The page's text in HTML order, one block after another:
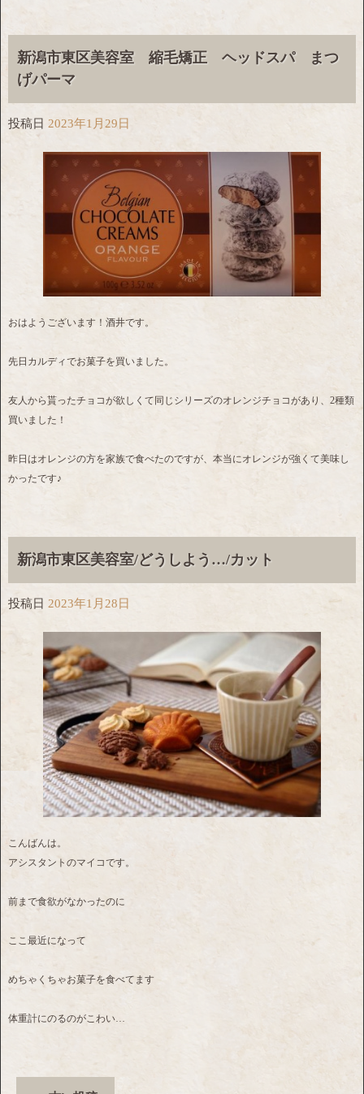
新潟市東区美容室 縮毛矯正 ヘッドスパ まつ
げパーマ
投稿日 2023年1月29日
おはようございます！酒井です。
先日カルディでお菓子を買いました。
友人から貰ったチョコが欲しくて同じシリーズのオレンジチョコがあり、2種類
買いました！
昨日はオレンジの方を家族で食べたのですが、本当にオレンジが強くて美味し
かったです♪
新潟市東区美容室/どうしよう…/カット
投稿日 2023年1月28日
こんばんは。
アシスタントのマイコです。
前まで食欲がなかったのに
ここ最近になって
めちゃくちゃお菓子を食べてます
体重計にのるのがこわい…